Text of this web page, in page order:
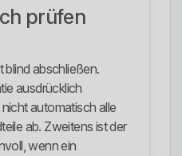
prüfen
blind abschließen.
ausdrücklich
automatisch alle
ab. Zweitens ist der
wenn ein